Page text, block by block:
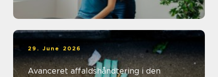
29. June 2026
Avanceret affaldshåndtering i den